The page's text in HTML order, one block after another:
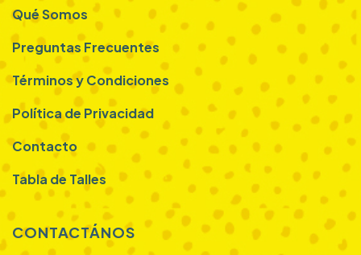
Qué Somos
Preguntas Frecuentes
Términos y Condiciones
Política de Privacidad
Contacto
Tabla de Talles
CONTACTÁNOS